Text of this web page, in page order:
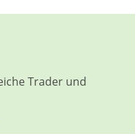
Trader und